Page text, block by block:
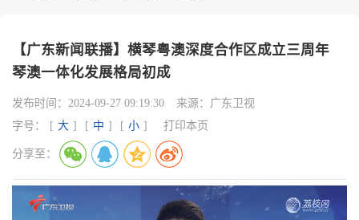
【广东新闻联播】横琴粤澳深度合作区成立三周年
琴澳一体化发展格局初成
发布时间： 2024-09-27 09:19:30 来源： 广东卫视
字号：
[ 大 ] [ 中 ] [ 小 ] 打印本页
分享至：